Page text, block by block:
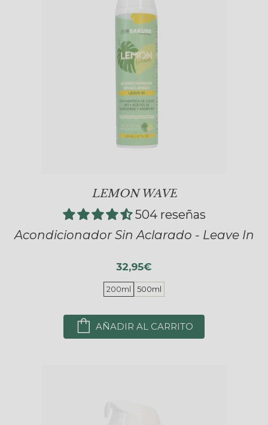
LEMON WAVE
504 reseñas
Acondicionador Sin Aclarado - Leave In
32,95€
200ml 500ml
AÑADIR AL CARRITO